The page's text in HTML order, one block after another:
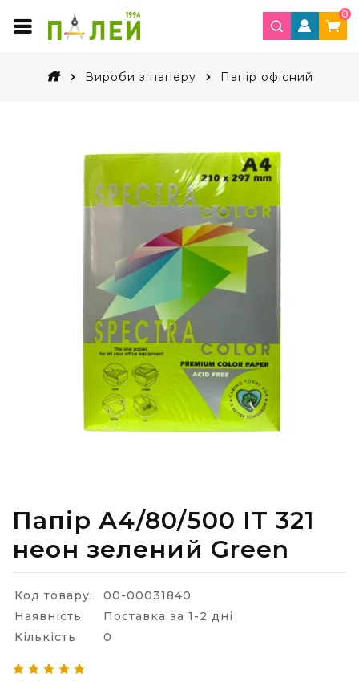
0
Вироби з паперу Папір офісний
Папір А4/80/500 IT 321
неон зелений Green
Код товару:
00-00031840
Наявність:
Поставка за 1-2 дні
Кількість
0